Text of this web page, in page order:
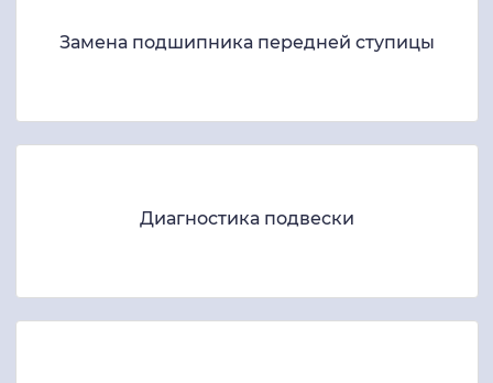
Замена подшипника передней ступицы
Диагностика подвески